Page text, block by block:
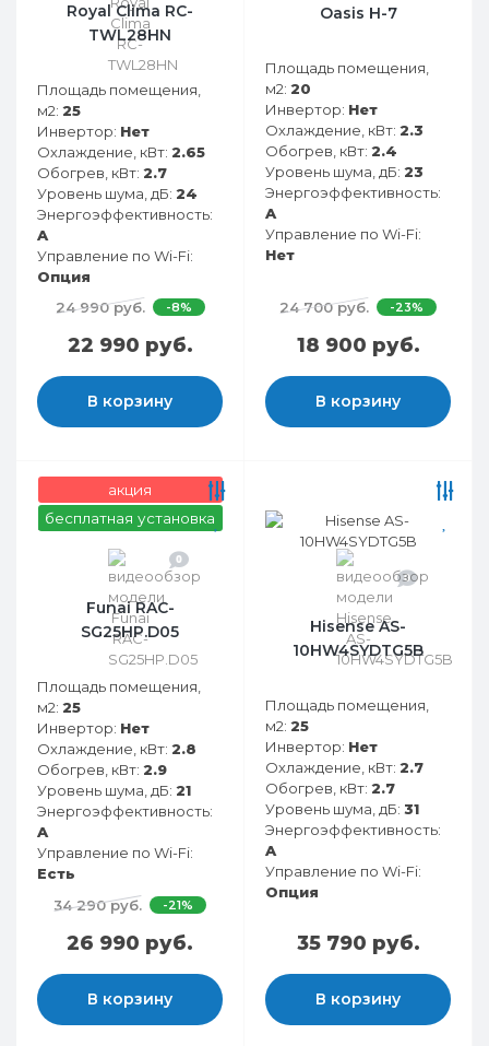
Royal Clima RC-
TWL28HN
Площадь помещения,
м2: 25
Инвертор: Нет
Охлаждение, кВт: 2.65
Обогрев, кВт: 2.7
Уровень шума, дБ: 24
Энергоэффективность:
A
Управление по Wi-Fi:
Опция
24 990 руб.
-8%
22 990 руб.
В корзину
Oasis H-7
Площадь помещения,
м2: 20
Инвертор: Нет
Охлаждение, кВт: 2.3
Обогрев, кВт: 2.4
Уровень шума, дБ: 23
Энергоэффективность:
A
Управление по Wi-Fi:
Нет
24 700 руб. -23%
18 900 руб.
В корзину
акция
бесплатная установка
0
Funai RAC-
SG25HP.D05
Площадь помещения,
м2: 25
Инвертор: Нет
Охлаждение, кВт: 2.8
Обогрев, кВт: 2.9
Уровень шума, дБ: 21
Энергоэффективность:
A
Управление по Wi-Fi:
Есть
34 290 руб.
-21%
26 990 руб.
В корзину
0
Hisense AS-
10HW4SYDTG5B
Площадь помещения,
м2: 25
Инвертор: Нет
Охлаждение, кВт: 2.7
Обогрев, кВт: 2.7
Уровень шума, дБ: 31
Энергоэффективность:
A
Управление по Wi-Fi:
Опция
35 790 руб.
В корзину